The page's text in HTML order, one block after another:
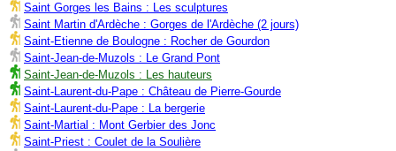
Saint Gorges les Bains : Les sculptures
Saint Martin d'Ardèche : Gorges de l'Ardèche (2 jours)
Saint-Etienne de Boulogne : Rocher de Gourdon
Saint-Jean-de-Muzols : Le Grand Pont
Saint-Jean-de-Muzols : Les hauteurs
Saint-Laurent-du-Pape : Château de Pierre-Gourde
Saint-Laurent-du-Pape : La bergerie
Saint-Martial : Mont Gerbier des Jonc
Saint-Priest : Coulet de la Soulière